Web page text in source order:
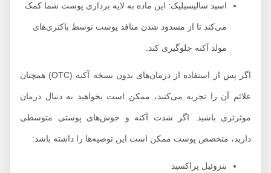
اسید سالیسیلیک: این ماده به لایه برداری پوست شما کمک
می‌کند تا از مسدود شدن منافذ پوست توسط باکتری‌های
مولد آکنه جلوگیری کند.
اگر پس از استفاده از درمان‌های بدون نسخه آکنه (OTC) همچنان
علائم آن را تجربه می‌کنید، ممکن است بخواهید به دنبال درمان
موثرتری باشید. اگر شدت آکنه و جوش‌های پوستی متوسطی
دارید، متخصص پوست ممکن است این توصیه‌ها را داشته باشد:
بنزوئیل پراکسید